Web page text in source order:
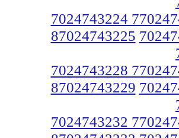
7024743224
87024743225
7024743228
87024743229
7024743232